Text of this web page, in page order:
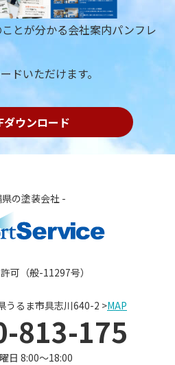
とが分かる会社案内パンフレ
ドいただけます。
ウンロード
の塗装会社 -
可（般-11297号）
るま市具志川640-2 >MAP
813-175
日 8:00〜18:00